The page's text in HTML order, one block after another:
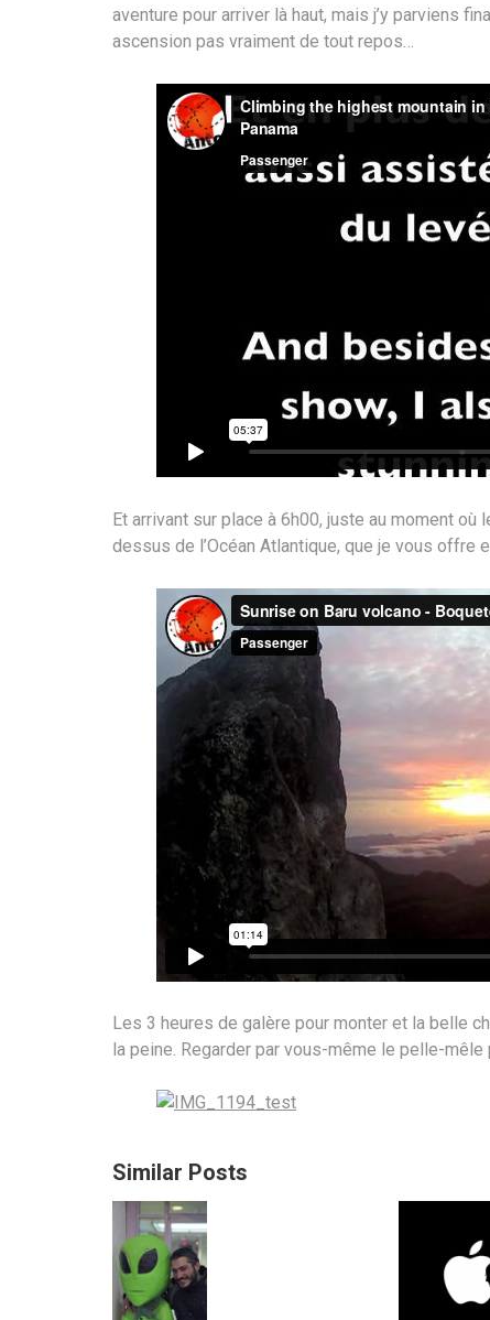
aventure pour arriver là haut, mais j’y parviens
ascension pas vraiment de tout repos…
Et arrivant sur place à 6h00, juste au moment où
dessus de l’Océan Atlantique, que je vous offre
Les 3 heures de galère pour monter et la belle
la peine. Regarder par vous-même le pelle-mêle
Similar Posts